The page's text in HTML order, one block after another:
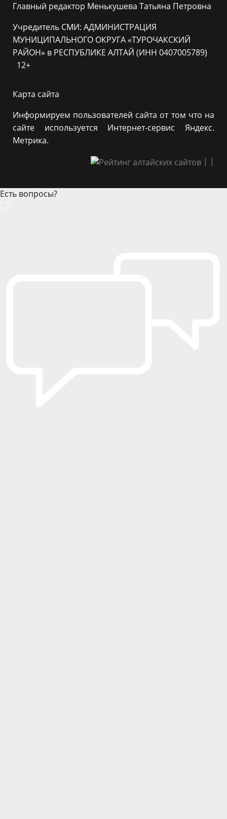
Главный редактор Менькушева Татьяна Петровна
Учредитель СМИ: АДМИНИСТРАЦИЯ
МУНИЦИПАЛЬНОГО ОКРУГА «ТУРОЧАКСКИЙ
РАЙОН» в РЕСПУБЛИКЕ АЛТАЙ (ИНН 0407005789)
12+
Карта сайта
Информируем пользователей сайта от том что на
сайте используется Интернет-сервис Яндекс.
Метрика.
| |
Есть вопросы?